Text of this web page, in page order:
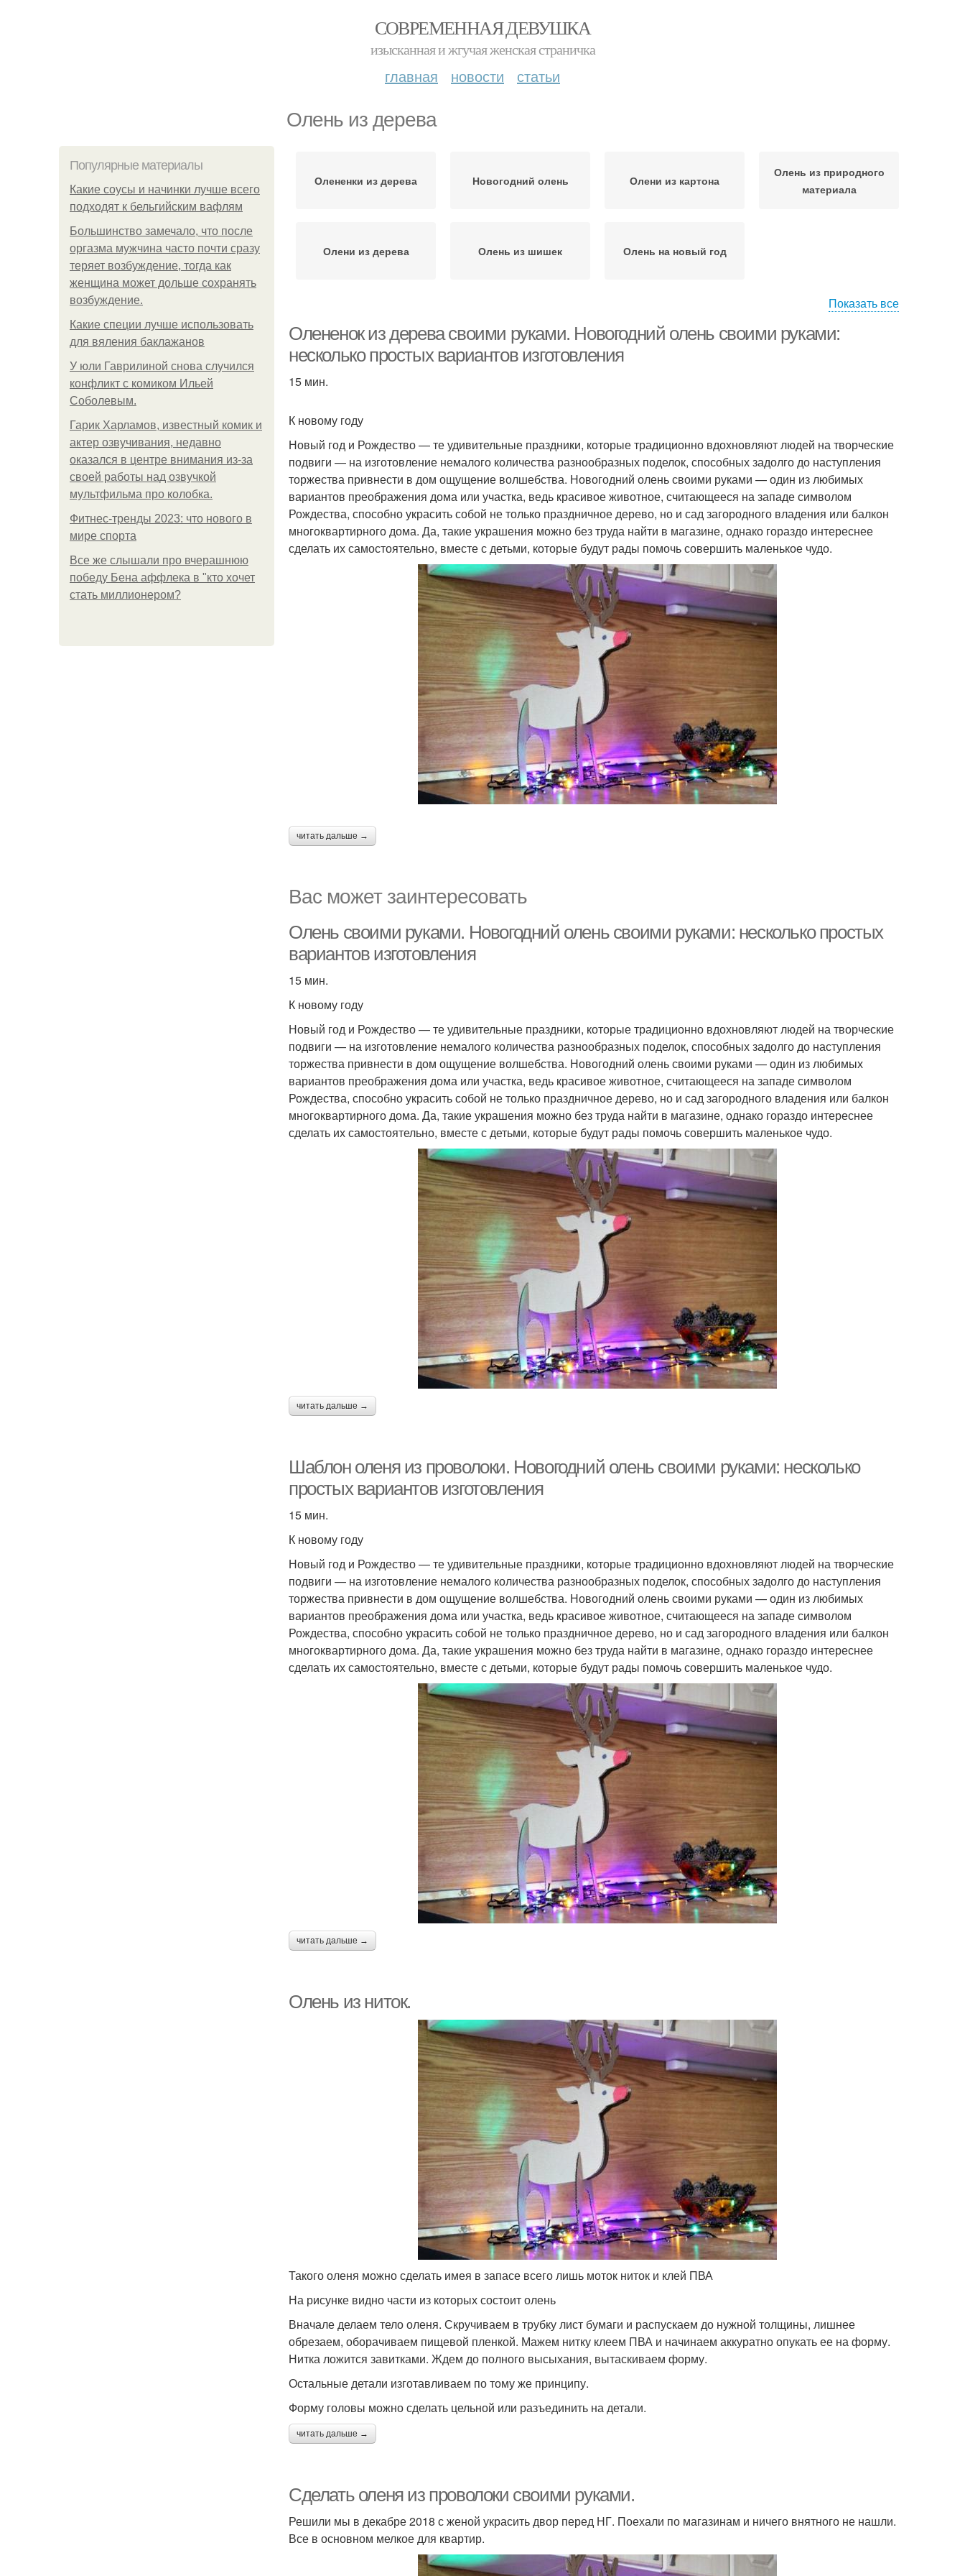
СОВРЕМЕННАЯ ДЕВУШКА
изысканная и жгучая женская страничка
главная новости статьи
Олень из дерева
Популярные материалы
Какие соусы и начинки лучше всего
подходят к бельгийским вафлям
Большинство замечало, что после
оргазма мужчина часто почти сразу
теряет возбуждение, тогда как
женщина может дольше сохранять
возбуждение.
Какие специи лучше использовать
для вяления баклажанов
У юли Гаврилиной снова случился
конфликт с комиком Ильей
Соболевым.
Гарик Харламов, известный комик и
актер озвучивания, недавно
оказался в центре внимания из-за
своей работы над озвучкой
мультфильма про колобка.
Фитнес-тренды 2023: что нового в
мире спорта
Все же слышали про вчерашнюю
победу Бена аффлека в "кто хочет
стать миллионером?
Олененки из дерева Новогодний олень Олени из картона
Олень из природного
материала
Олени из дерева Олень из шишек Олень на новый год
Показать все
Олененок из дерева своими руками. Новогодний олень своими руками:
несколько простых вариантов изготовления
15 мин.
К новому году
Новый год и Рождество — те удивительные праздники, которые традиционно вдохновляют людей на творческие
подвиги — на изготовление немалого количества разнообразных поделок, способных задолго до наступления
торжества привнести в дом ощущение волшебства. Новогодний олень своими руками — один из любимых
вариантов преображения дома или участка, ведь красивое животное, считающееся на западе символом
Рождества, способно украсить собой не только праздничное дерево, но и сад загородного владения или балкон
многоквартирного дома. Да, такие украшения можно без труда найти в магазине, однако гораздо интереснее
сделать их самостоятельно, вместе с детьми, которые будут рады помочь совершить маленькое чудо.
читать дальше →
Вас может заинтересовать
Олень своими руками. Новогодний олень своими руками: несколько простых
вариантов изготовления
15 мин.
К новому году
Новый год и Рождество — те удивительные праздники, которые традиционно вдохновляют людей на творческие
подвиги — на изготовление немалого количества разнообразных поделок, способных задолго до наступления
торжества привнести в дом ощущение волшебства. Новогодний олень своими руками — один из любимых
вариантов преображения дома или участка, ведь красивое животное, считающееся на западе символом
Рождества, способно украсить собой не только праздничное дерево, но и сад загородного владения или балкон
многоквартирного дома. Да, такие украшения можно без труда найти в магазине, однако гораздо интереснее
сделать их самостоятельно, вместе с детьми, которые будут рады помочь совершить маленькое чудо.
читать дальше →
Шаблон оленя из проволоки. Новогодний олень своими руками: несколько
простых вариантов изготовления
15 мин.
К новому году
Новый год и Рождество — те удивительные праздники, которые традиционно вдохновляют людей на творческие
подвиги — на изготовление немалого количества разнообразных поделок, способных задолго до наступления
торжества привнести в дом ощущение волшебства. Новогодний олень своими руками — один из любимых
вариантов преображения дома или участка, ведь красивое животное, считающееся на западе символом
Рождества, способно украсить собой не только праздничное дерево, но и сад загородного владения или балкон
многоквартирного дома. Да, такие украшения можно без труда найти в магазине, однако гораздо интереснее
сделать их самостоятельно, вместе с детьми, которые будут рады помочь совершить маленькое чудо.
читать дальше →
Олень из ниток.
Такого оленя можно сделать имея в запасе всего лишь моток ниток и клей ПВА
На рисунке видно части из которых состоит олень
Вначале делаем тело оленя. Скручиваем в трубку лист бумаги и распускаем до нужной толщины, лишнее
обрезаем, оборачиваем пищевой пленкой. Мажем нитку клеем ПВА и начинаем аккуратно опукать ее на форму.
Нитка ложится завитками. Ждем до полного высыхания, вытаскиваем форму.
Остальные детали изготавливаем по тому же принципу.
Форму головы можно сделать цельной или разъединить на детали.
читать дальше →
Сделать оленя из проволоки своими руками.
Решили мы в декабре 2018 с женой украсить двор перед НГ. Поехали по магазинам и ничего внятного не нашли.
Все в основном мелкое для квартир.